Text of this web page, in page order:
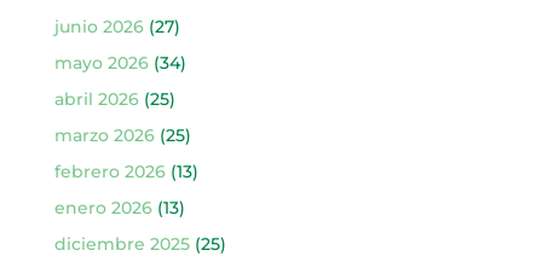
junio 2026(27)
mayo 2026(34)
abril 2026(25)
marzo 2026(25)
febrero 2026(13)
enero 2026(13)
diciembre 2025(25)